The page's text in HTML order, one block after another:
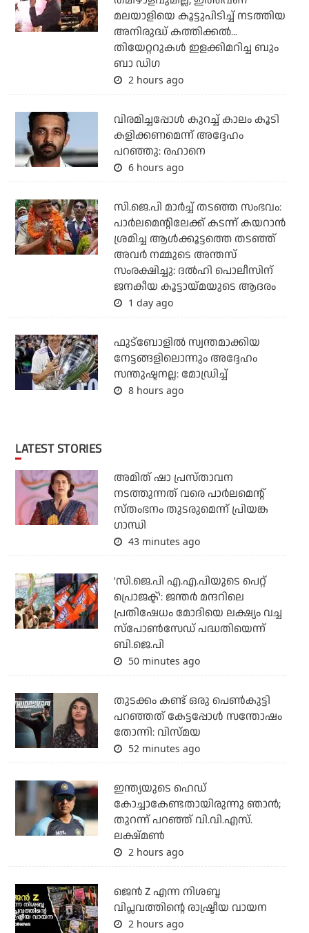
മലയാളിയെ കൂട്ടുപിടിച്ച് നടത്തിയ
അനിരുദ്ധ് കത്തിക്കല്‍...
തിയേറ്ററുകള്‍ ഇളക്കിമറിച്ച ബും
ബാ ഡിഗ
2 hours ago
വിരമിച്ചപ്പോള്‍ കുറച്ച് കാലം കൂടി
കളിക്കണമെന്ന് അദ്ദേഹം
പറഞ്ഞു: രഹാനെ
6 hours ago
സി.ജെ.പി മാര്‍ച്ച് തടഞ്ഞ സംഭവം:
പാര്‍ലമെന്റിലേക്ക് കടന്ന് കയറാന്‍
ശ്രമിച്ച ആള്‍ക്കൂട്ടത്തെ തടഞ്ഞ്
അവര്‍ നമ്മുടെ അന്തസ്
സംരക്ഷിച്ചു: ദല്‍ഹി പൊലീസിന്
ജനകീയ കൂട്ടായ്മയുടെ ആദരം
1 day ago
ഫുട്ബോളില്‍ സ്വന്തമാക്കിയ
നേട്ടങ്ങളിലൊന്നും അദ്ദേഹം
സന്തുഷ്ടനല്ല: മോഡ്രിച്ച്
8 hours ago
LATEST STORIES
അമിത് ഷാ പ്രസ്താവന
നടത്തുന്നത് വരെ പാര്‍ലമെന്റ്
സ്തംഭനം തുടരുമെന്ന് പ്രിയങ്ക
ഗാന്ധി
43 minutes ago
'സി.ജെ.പി എ.എ.പിയുടെ പെറ്റ്
പ്രൊജക്ട്': ജന്തര്‍ മന്ദറിലെ
പ്രതിഷേധം മോദിയെ ലക്ഷ്യം വച്ച
സ്‌പോണ്‍സേഡ് പദ്ധതിയെന്ന്
ബി.ജെ.പി
50 minutes ago
തുടക്കം കണ്ട് ഒരു പെൺകുട്ടി
പറഞ്ഞത് കേട്ടപ്പോൾ സന്തോഷം
തോന്നി: വിസ്മയ
52 minutes ago
ഇന്ത്യയുടെ ഹെഡ്
കോച്ചാകേണ്ടതായിരുന്നു ഞാന്‍;
തുറന്ന് പറഞ്ഞ് വി.വി.എസ്.
ലക്ഷ്മണ്‍
2 hours ago
ജെന്‍ Z എന്ന നിശബ്ദ
വിപ്ലവത്തിന്റെ രാഷ്ട്രീയ വായന
2 hours ago